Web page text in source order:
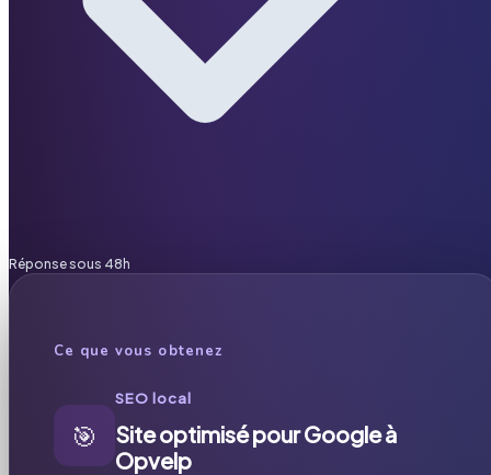
Réponse sous 48h
Ce que vous obtenez
🎯
SEO local
Site optimisé pour Google à
Opvelp